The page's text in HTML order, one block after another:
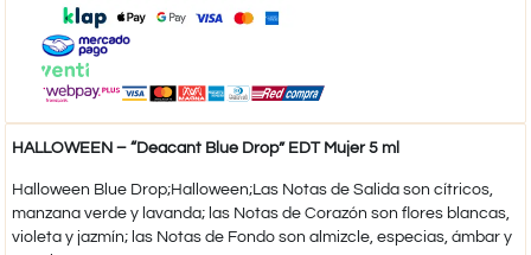
HALLOWEEN – “Deacant Blue Drop” EDT Mujer 5 ml
Halloween Blue Drop;Halloween;Las Notas de Salida son cítricos,
manzana verde y lavanda; las Notas de Corazón son flores blancas,
violeta y jazmín; las Notas de Fondo son almizcle, especias, ámbar y